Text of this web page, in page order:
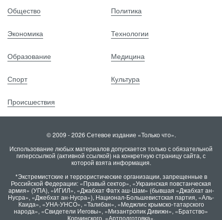
Общество Политика
Экономика Технологии
Образование Медицина
Спорт Культура
Происшествия
© 2009 - 2026 Сетевое издание «Только что».
Использование любых материалов допускается только с обязательной
гиперссылкой (активной ссылкой) на конкретную страницу сайта, с
которой взята информация.
*Экстремистские и террористические организации, запрещенные в
Российской Федерации: «Правый сектор», «Украинская повстанческая
армия» (УПА), «ИГИЛ», «Джабхат Фатх аш-Шам» (бывшая «Джабхат ан-
Нусра», «Джебхат ан-Нусра»), Национал-Большевистская партия, «Аль-
Каида», «УНА-УНСО», «Талибан», «Меджлис крымско-татарского
народа», «Свидетели Иеговы», «Мизантропик Дивижн», «Братство»
Корчинского, «Артподготовка».